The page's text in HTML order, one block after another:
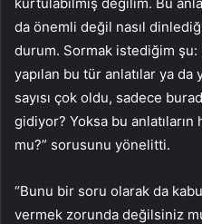
da önemli değil nasıl
durum. Sormak istediğim
yapılan bu tür anlatılar ya da
sayısı çok oldu, sadece
gidiyor? Yoksa bu anlatıların
mu?” sorusunu yönelitti.
“Bunu bir soru olarak da
vermek zorunda değilsiniz